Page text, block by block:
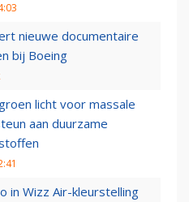
nieuwe documentaire
bij Boeing
licht voor massale
aan duurzame
in Wizz Air-kleurstelling